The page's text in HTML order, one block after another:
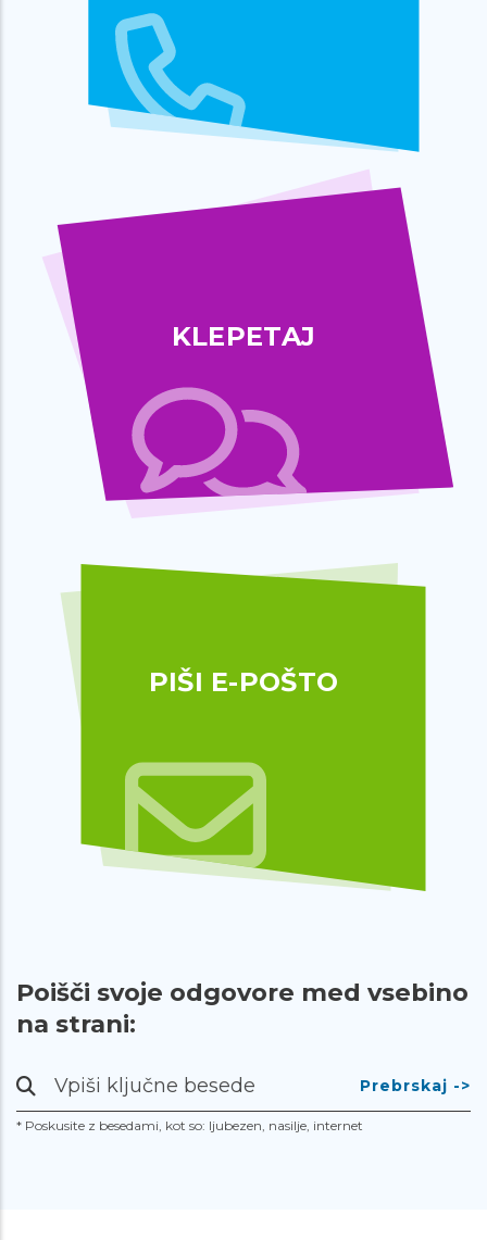
KLEPETAJ
PIŠI E-POŠTO
Poišči svoje odgovore med vsebino
na strani:
Prebrskaj
-
* Poskusite z besedami, kot so: ljubezen, nasilje, internet